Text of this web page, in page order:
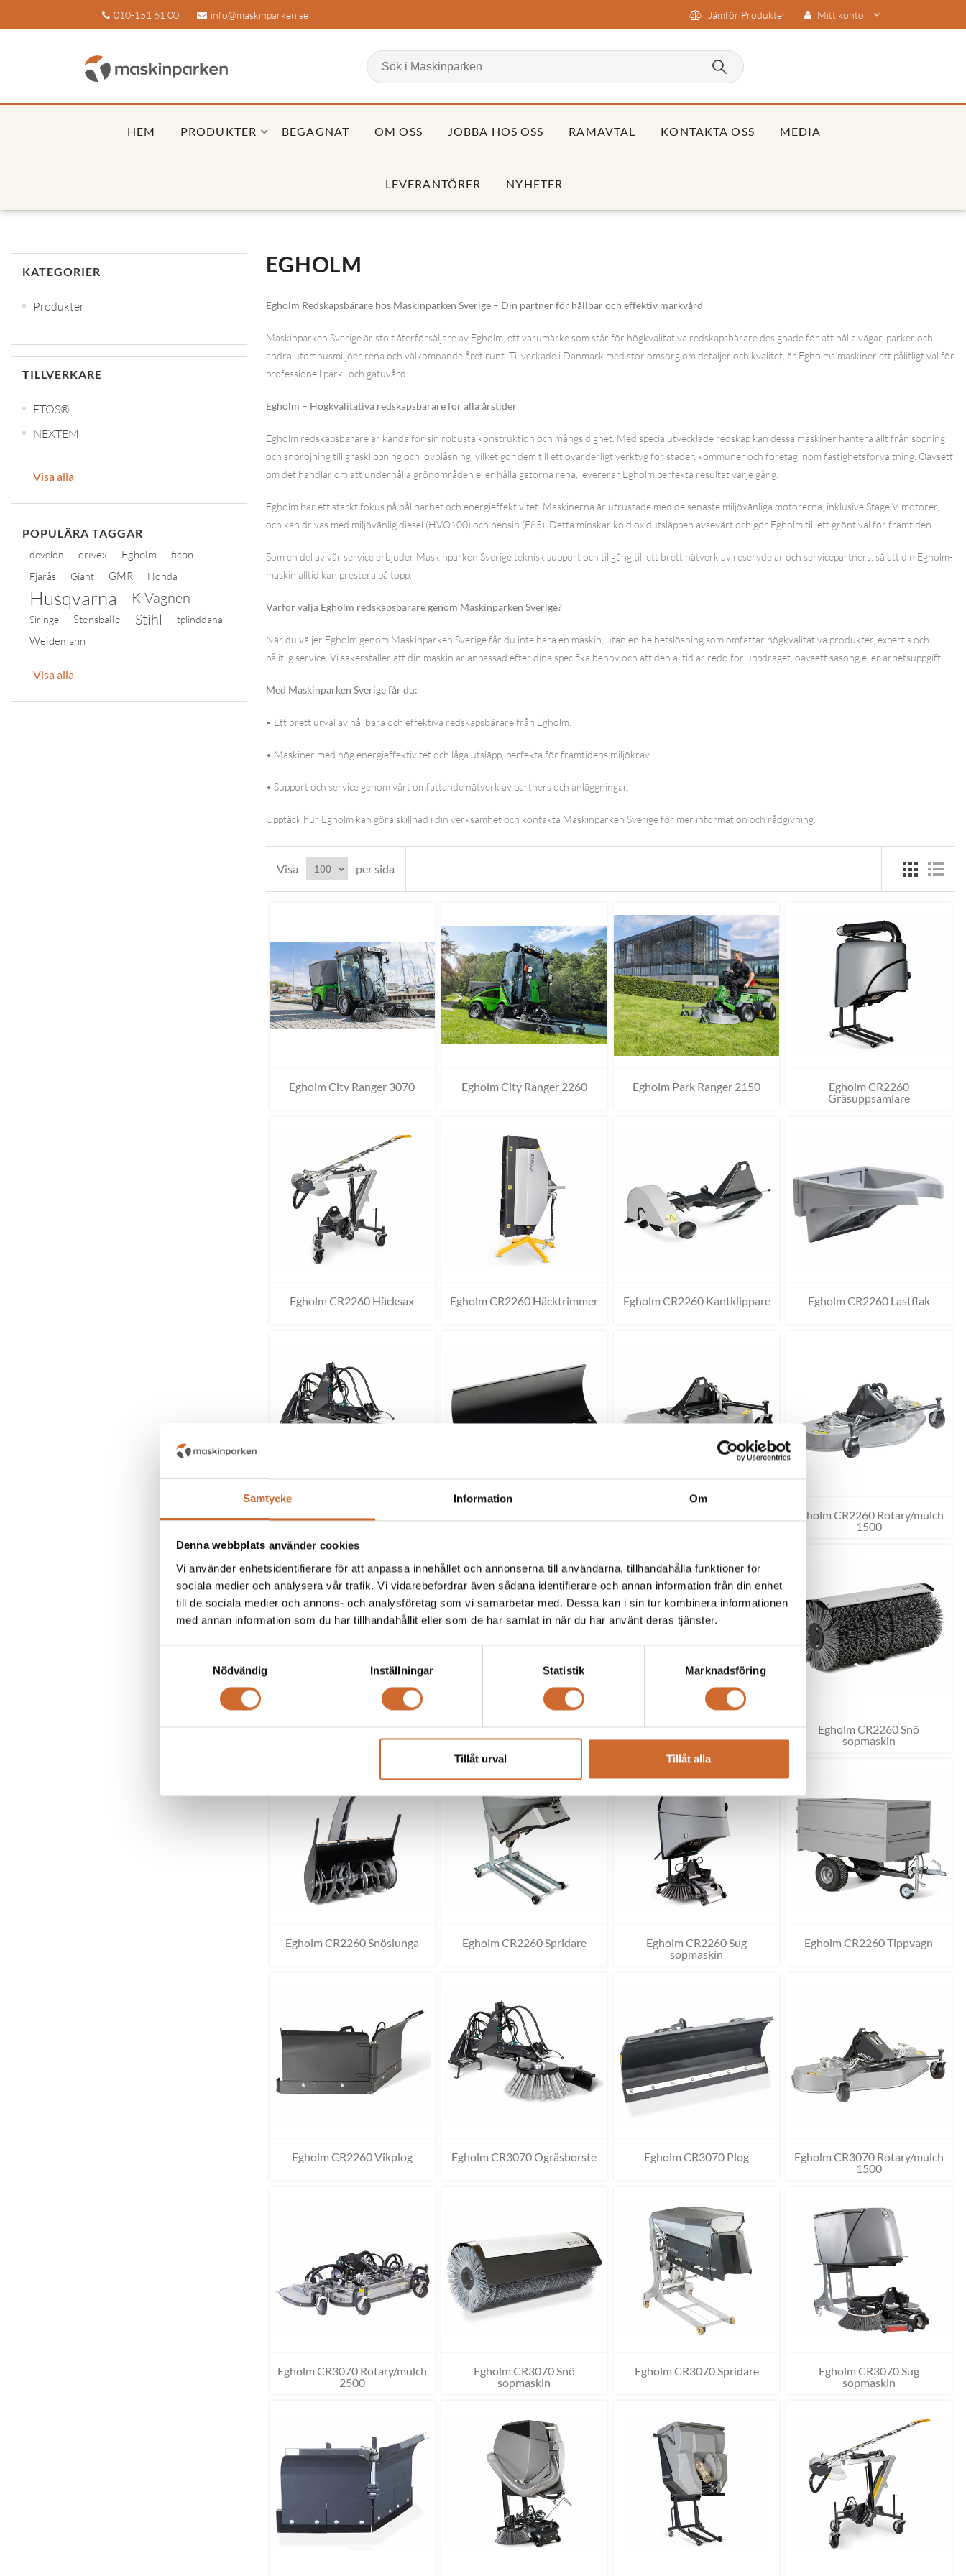
Samtycke Information Om
Denna webbplats använder cookies
Vi använder enhetsidentifierare för att anpassa innehållet och annonserna till användarna, tillhandahålla funktioner för
sociala medier och analysera vår trafik. Vi vidarebefordrar även sådana identifierare och annan information från din enhet
till de sociala medier och annons- och analysföretag som vi samarbetar med. Dessa kan i sin tur kombinera informationen
med annan information som du har tillhandahållit eller som de har samlat in när du har använt deras tjänster.
Nödvändig
Inställningar Statistik Marknadsföring
Tillåt urval Tillåt alla
010-151 61 00 info@maskinparken.se Jämför Produkter Mitt konto
HEM PRODUKTER BEGAGNAT OM OSS JOBBA HOS OSS RAMAVTAL KONTAKTA OSS MEDIA
LEVERANTÖRER NYHETER
KATEGORIER
Produkter
TILLVERKARE
ETOS®
NEXTEM
Visa alla
POPULÄRA TAGGAR
develon drivex Egholm ficon
Fjärås Giant GMR Honda
Husqvarna K-Vagnen
Siringe Stensballe Stihl tplinddana
Weidemann
Visa alla
EGHOLM
Egholm Redskapsbärare hos Maskinparken Sverige – Din partner för hållbar och effektiv markvård
Maskinparken Sverige är stolt återförsäljare av Egholm, ett varumärke som står för högkvalitativa redskapsbärare designade för att hålla vägar, parker och
andra utomhusmiljöer rena och välkomnande året runt. Tillverkade i Danmark med stor omsorg om detaljer och kvalitet, är Egholms maskiner ett pålitligt val för
professionell park- och gatuvård.
Egholm – Högkvalitativa redskapsbärare för alla årstider
Egholm redskapsbärare är kända för sin robusta konstruktion och mångsidighet. Med specialutvecklade redskap kan dessa maskiner hantera allt från sopning
och snöröjning till gräsklippning och lövblåsning, vilket gör dem till ett ovärderligt verktyg för städer, kommuner och företag inom fastighetsförvaltning. Oavsett
om det handlar om att underhålla grönområden eller hålla gatorna rena, levererar Egholm perfekta resultat varje gång.
Egholm har ett starkt fokus på hållbarhet och energieffektivitet. Maskinerna är utrustade med de senaste miljövänliga motorerna, inklusive Stage V-motorer,
och kan drivas med miljövänlig diesel (HVO100) och bensin (E85). Detta minskar koldioxidutsläppen avsevärt och gör Egholm till ett grönt val för framtiden.
Som en del av vår service erbjuder Maskinparken Sverige teknisk support och tillgång till ett brett nätverk av reservdelar och servicepartners, så att din Egholm-
maskin alltid kan prestera på topp.
Varför välja Egholm redskapsbärare genom Maskinparken Sverige?
När du väljer Egholm genom Maskinparken Sverige får du inte bara en maskin, utan en helhetslösning som omfattar högkvalitativa produkter, expertis och
pålitlig service. Vi säkerställer att din maskin är anpassad efter dina specifika behov och att den alltid är redo för uppdraget, oavsett säsong eller arbetsuppgift.
Med Maskinparken Sverige får du:
• Ett brett urval av hållbara och effektiva redskapsbärare från Egholm.
• Maskiner med hög energieffektivitet och låga utsläpp, perfekta för framtidens miljökrav.
• Support och service genom vårt omfattande nätverk av partners och anläggningar.
Upptäck hur Egholm kan göra skillnad i din verksamhet och kontakta Maskinparken Sverige för mer information och rådgivning.
Visa per sida
Egholm City Ranger 3070 Egholm City Ranger 2260 Egholm Park Ranger 2150
Egholm CR2260
Gräsuppsamlare
Egholm CR2260 Häcksax Egholm CR2260 Häcktrimmer Egholm CR2260 Kantklippare Egholm CR2260 Lastflak
Egholm CR2260 Rotary/mulch
1500
Egholm CR2260 Rotary/mulch
Egholm CR2260 Skopa
Egholm CR2260
Slaggräsklippare
Egholm CR2260 Snö
sopmaskin
Egholm CR2260 Snöslunga Egholm CR2260 Spridare
Egholm CR2260 Sug
sopmaskin
Egholm CR2260 Tippvagn
Egholm CR2260 Vikplog Egholm CR3070 Ogräsborste Egholm CR3070 Plog
Egholm CR3070 Rotary/mulch
1500
Egholm CR3070 Rotary/mulch
2500
Egholm CR3070 Snö
sopmaskin
Egholm CR3070 Spridare
Egholm CR3070 Sug
sopmaskin